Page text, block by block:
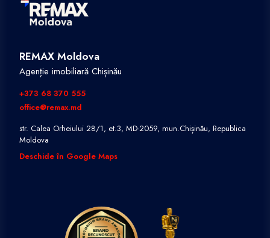
REMAX Moldova
Agenție imobiliară Chișinău
+373 68 370 555
office@remax.md
str. Calea Orheiului 28/1, et.3, MD-2059, mun.Chișinău, Republica
Moldova
Deschide în Google Maps